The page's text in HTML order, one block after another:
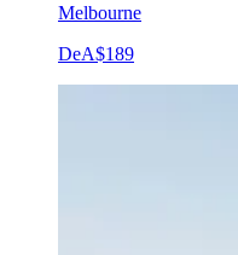
Melbourne
DeA$189